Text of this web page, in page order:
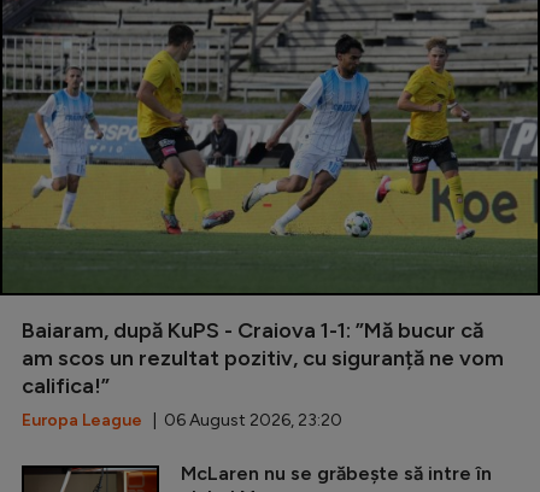
Baiaram, după KuPS - Craiova 1-1: ”Mă bucur că
am scos un rezultat pozitiv, cu siguranță ne vom
califica!”
Europa League | 06 August 2026, 23:20
McLaren nu se grăbește să intre în